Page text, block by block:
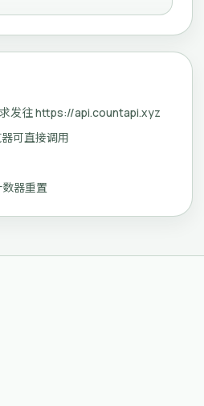
求发往 https://api.countapi.xyz
可直接调用
器重置